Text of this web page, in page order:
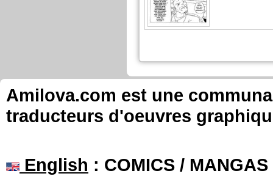
Amilova.com est une
traducteurs d'oeuvres
English : COMICS /